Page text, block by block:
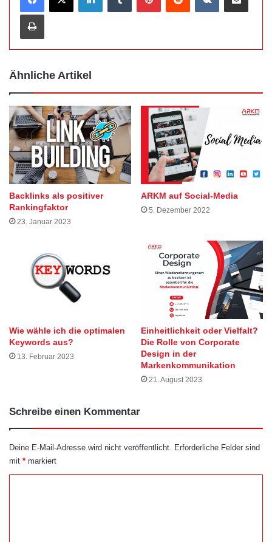
Ähnliche Artikel
Backlinks als positiver
Rankingfaktor
23. Januar 2023
ARKM auf Social-Media
5. Dezember 2022
Wie wähle ich die optimalen
Keywords aus?
13. Februar 2023
Einheitlichkeit oder Vielfalt?
Die Rolle von Corporate
Design in der
Markenkommunikation
21. August 2023
Schreibe einen Kommentar
Deine E-Mail-Adresse wird nicht veröffentlicht. Erforderliche Felder sind
mit * markiert